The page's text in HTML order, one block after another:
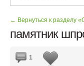
← Вернуться к разделу
памятник
1